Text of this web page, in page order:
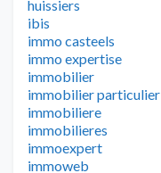
huissiers
ibis
immo casteels
immo expertise
immobilier
immobilier particulier
immobiliere
immobilieres
immoexpert
immoweb